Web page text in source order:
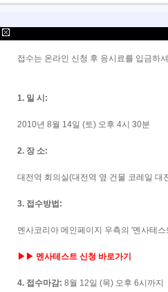
2010년 제3차 대전지역 테스트를 아래
접수는 온라인 신청 후 응시료를 입금하
1. 일 시:
2010년 8월 14일 (토) 오후 4시 30분
2. 장 소:
대전역 회의실(대전역 옆 건물 코레일 대
3. 접수방법:
멘사코리아 메인페이지 우측의 '멘사테
▶▶ 멘사테스트 신청 바로가기
4. 접수마감: 8월 12일 (목) 오후 6시까지